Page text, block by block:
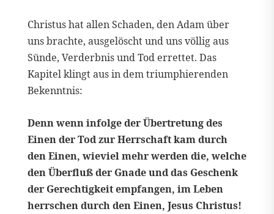
Christus hat allen Schaden, den Adam über
uns brachte, ausgelöscht und uns völlig aus
Sünde, Verderbnis und Tod errettet. Das
Kapitel klingt aus in dem triumphierenden
Bekenntnis:
Denn wenn infolge der Übertretung des
Einen der Tod zur Herrschaft kam durch
den Einen, wieviel mehr werden die, welche
den Überfluß der Gnade und das Geschenk
der Gerechtigkeit empfangen, im Leben
herrschen durch den Einen, Jesus Christus!